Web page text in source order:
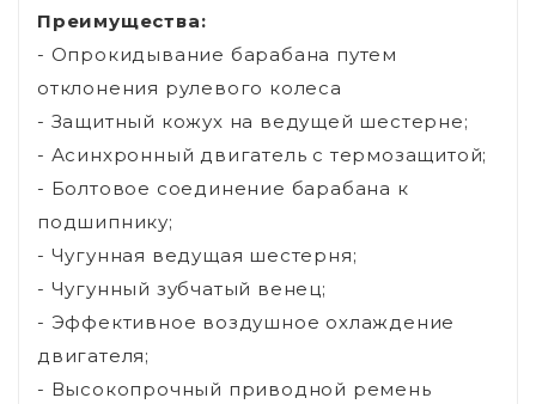
Преимущества:
- Опрокидывание барабана путем
отклонения рулевого колеса
- Защитный кожух на ведущей шестерне;
- Асинхронный двигатель с термозащитой;
- Болтовое соединение барабана к
подшипнику;
- Чугунная ведущая шестерня;
- Чугунный зубчатый венец;
- Эффективное воздушное охлаждение
двигателя;
- Высокопрочный приводной ремень